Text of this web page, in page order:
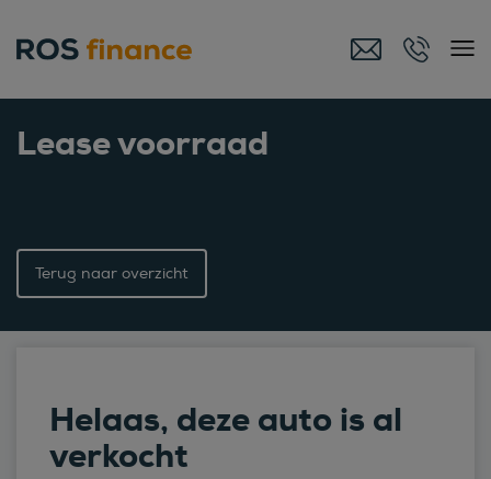
Lease voorraad
Terug naar overzicht
Helaas, deze auto is al
verkocht